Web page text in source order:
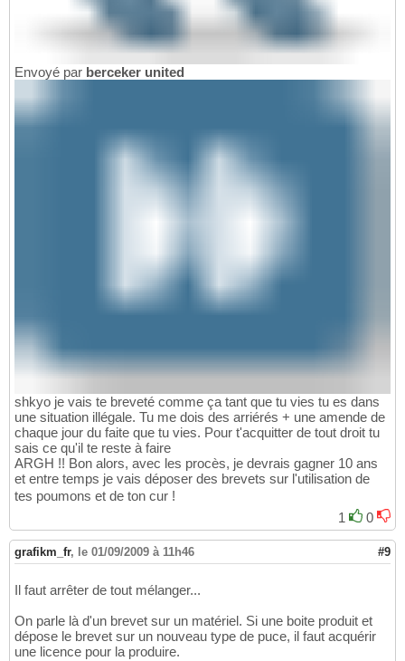
Envoyé par berceker united
shkyo je vais te breveté comme ça tant que tu vies tu es dans
une situation illégale. Tu me dois des arriérés + une amende de
chaque jour du faite que tu vies. Pour t'acquitter de tout droit tu
sais ce qu'il te reste à faire
ARGH !! Bon alors, avec les procès, je devrais gagner 10 ans
et entre temps je vais déposer des brevets sur l'utilisation de
tes poumons et de ton cur !
1
0
grafikm_fr, le 01/09/2009 à 11h46 #9
Il faut arrêter de tout mélanger...
On parle là d'un brevet sur un matériel. Si une boite produit et
dépose le brevet sur un nouveau type de puce, il faut acquérir
une licence pour la produire.